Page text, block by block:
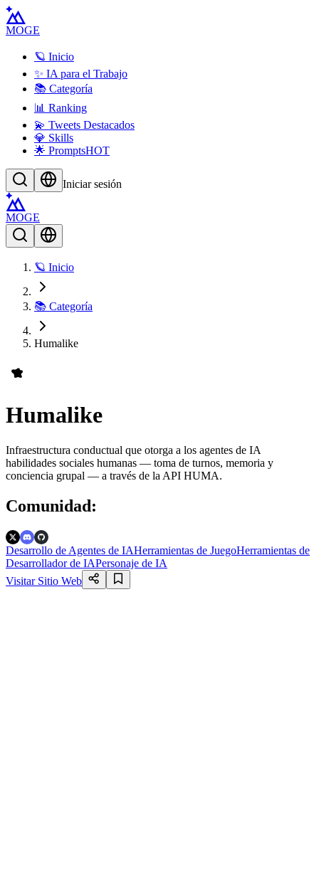
MOGE
🪐 Inicio
✨ IA para el Trabajo
📚 Categoría
📊 Ranking
💫 Tweets Destacados
💎 Skills
🌟 PromptsHOT
Iniciar sesión
MOGE
🪐 Inicio
📚 Categoría
Humalike
Humalike
Infraestructura conductual que otorga a los agentes de IA
habilidades sociales humanas — toma de turnos, memoria y
conciencia grupal — a través de la API HUMA.
Comunidad:
Desarrollo de Agentes de IAHerramientas de JuegoHerramientas de
Desarrollador de IAPersonaje de IA
Visitar Sitio Web